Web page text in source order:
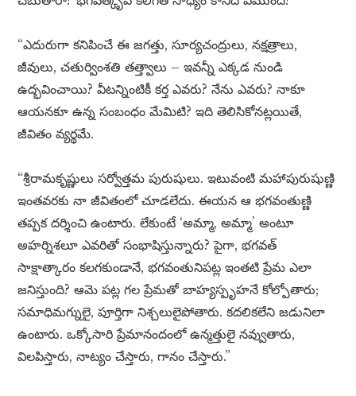
“ఎదురుగా కనిపించే ఈ జగత్తు, సూర్యచంద్రులు, నక్షత్రాలు,
జీవులు, చతుర్వింశతి తత్త్వాలు – ఇవన్నీ ఎక్కడ నుండి
ఉద్భవించాయి? వీటన్నింటికీ కర్త ఎవరు? నేను ఎవరు? నాకూ
ఆయనకూ ఉన్న సంబంధం మేమిటి? ఇది తెలిసికోనట్లయితే,
జీవితం వ్యర్థమే.
“శ్రీరామకృష్ణులు సర్వోత్తమ పురుషులు. ఇటువంటి మహాపురుషుణ్ణి
ఇంతవరకు నా జీవితంలో చూడలేదు. ఈయన ఆ భగవంతుణ్ణి
తప్పక దర్శించి ఉంటారు. లేకుంటే ‘అమ్మా, అమ్మా’ అంటూ
అహర్నిశలూ ఎవరితో సంభాషిస్తున్నారు? పైగా, భగవత్
సాక్షాత్కారం కలగకుండానే, భగవంతునిపట్ల ఇంతటి ప్రేమ ఎలా
జనిస్తుంది? ఆమె పట్ల గల ప్రేమతో బాహ్యస్పృహనే కోల్పోతారు;
సమాధిమగ్నులై, పూర్తిగా నిశ్చలులైపోతారు. కదలికలేని జడునిలా
ఉంటారు. ఒక్కోసారి ప్రేమానందంలో ఉన్మత్తులై నవ్వుతారు,
విలపిస్తారు, నాట్యం చేస్తారు, గానం చేస్తారు.”